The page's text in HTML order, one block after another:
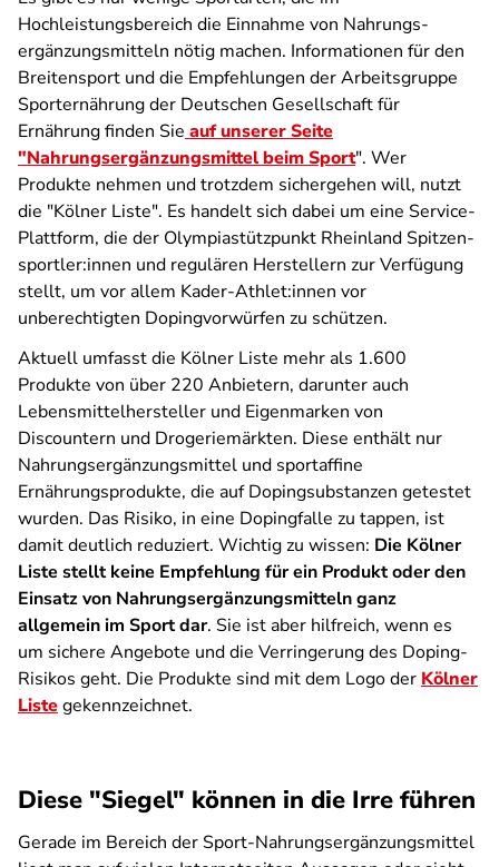
Hochleistungsbereich die Einnahme von Nahrungs­
ergänzungs­mitteln nötig machen. Informationen für den
Breitensport und die Empfehlungen der Arbeitsgruppe
Sporternährung der Deutschen Gesellschaft für
Ernährung finden Sie auf unserer Seite
"Nahrungsergänzungsmittel beim Sport". Wer
Produkte nehmen und trotzdem sichergehen will, nutzt
die "Kölner Liste". Es handelt sich dabei um eine Service-
Plattform, die der Olympia­stützpunkt Rheinland Spitzen­
sportler:innen und regulären Herstellern zur Verfügung
stellt, um vor allem Kader-Athlet:innen vor
unberechtigten Dopingvorwürfen zu schützen.
Aktuell umfasst die Kölner Liste mehr als 1.600
Produkte von über 220 Anbietern, darunter auch
Lebensmittelhersteller und Eigenmarken von
Discountern und Drogeriemärkten. Diese enthält nur
Nahrungs­ergänzungs­mittel und sportaffine
Ernährungsprodukte, die auf Doping­substanzen getestet
wurden. Das Risiko, in eine Dopingfalle zu tappen, ist
damit deutlich reduziert. Wichtig zu wissen: Die Kölner
Liste stellt keine Empfehlung für ein Produkt oder den
Einsatz von Nahrungs­ergänzung­smitteln ganz
allgemein im Sport dar. Sie ist aber hilfreich, wenn es
um sichere Angebote und die Verringerung des Doping-
Risikos geht. Die Produkte sind mit dem Logo der Kölner
Listegekennzeichnet.
Diese "Siegel" können in die Irre führen
Gerade im Bereich der Sport-Nahrungsergänzungsmittel